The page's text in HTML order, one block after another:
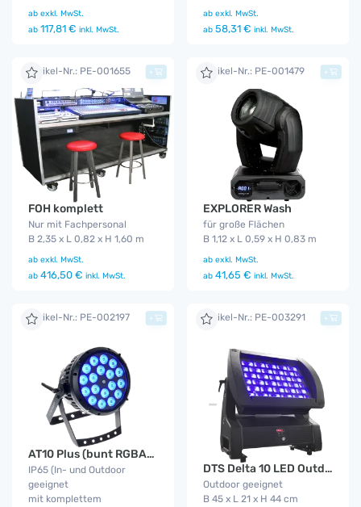
ab exkl. MwSt.
ab 117,81 € inkl. MwSt.
ab exkl. MwSt.
ab 58,31 € inkl. MwSt.
Artikel-Nr.: PE-001655
FOH komplett
Nur mit Fachpersonal
B 2,35 x L 0,82 x H 1,60 m
ab exkl. MwSt.
ab 416,50 € inkl. MwSt.
+ Artikel-Nr.: PE-001479
EXPLORER Wash
für große Flächen
B 1,12 x L 0,59 x H 0,83 m
ab exkl. MwSt.
ab 41,65 € inkl. MwSt.
+
Artikel-Nr.: PE-002197
AT10 Plus (bunt RGBA) IP65
IP65 (In- und Outdoor
geeignet
mit komplettem
+ Artikel-Nr.: PE-003291
DTS Delta 10 LED Outdoor Funk
Outdoor geeignet
B 45 x L 21 x H 44 cm
+